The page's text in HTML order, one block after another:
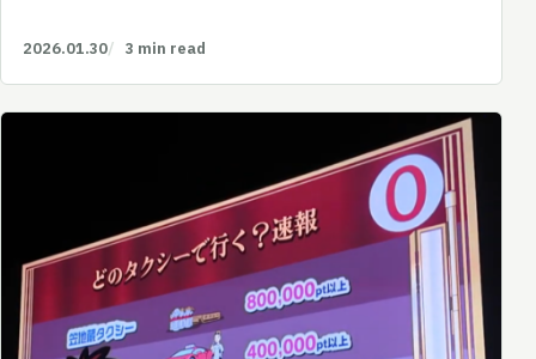
2026.01.30 3 min read